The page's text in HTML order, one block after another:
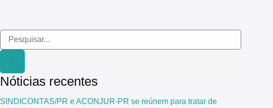
Nóticias recentes
SINDICONTAS/PR e ACONJUR-PR se reúnem para tratar de